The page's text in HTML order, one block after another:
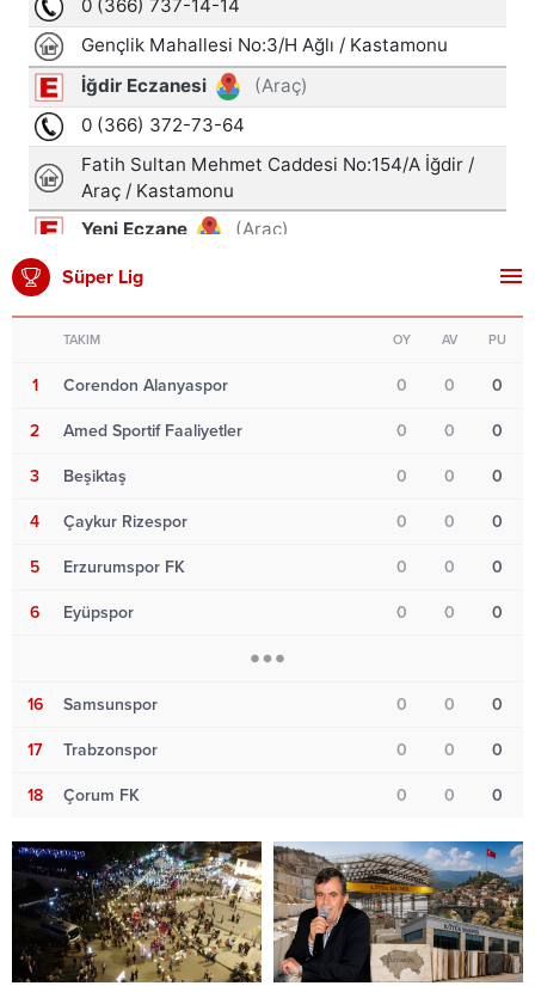
Süper Lig
TAKIM OY AV PU
1 Corendon Alanyaspor 0 0 0
2 Amed Sportif Faaliyetler 0 0 0
3 Beşiktaş 0 0 0
4 Çaykur Rizespor 0 0 0
5 Erzurumspor FK 0 0 0
6 Eyüpspor 0 0 0
16 Samsunspor 0 0 0
17 Trabzonspor 0 0 0
18 Çorum FK 0 0 0